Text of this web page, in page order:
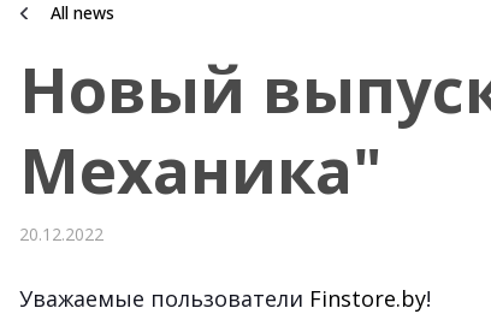
All news
Новый
Механика"
20.12.2022
Уважаемые пользователи Finstore.by!